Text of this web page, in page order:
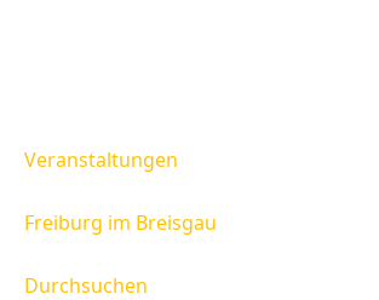
Veranstaltungen
Freiburg im Breisgau
Durchsuchen